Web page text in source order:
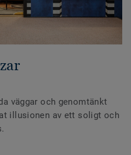
väggar och genomtänkt
illusionen av ett soligt och